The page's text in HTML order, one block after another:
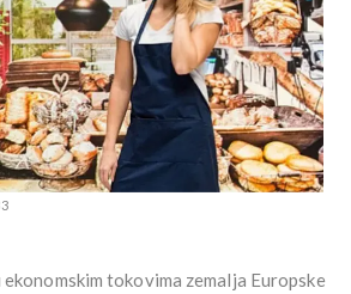
tokovima zemalja Europske